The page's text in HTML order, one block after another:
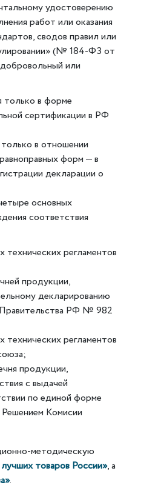
удостоверению
работ или оказания
сводов правил или
(№ 184-ФЗ от
или
только в форме
сертификации в РФ
в отношении
форм — в
декларации о
основных
соответствия
регламентов
продукции,
декларированию
РФ № 982
регламентов
продукции,
с выдачей
по единой форме
Решением Комисии
методическую
товаров России», а
.